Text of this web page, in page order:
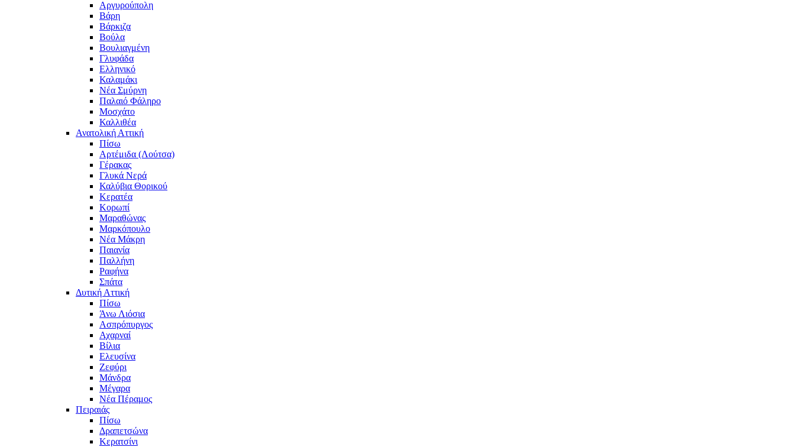
Αργυρούπολη
Βάρη
Βάρκιζα
Βούλα
Βουλιαγμένη
Γλυφάδα
Ελληνικό
Καλαμάκι
Νέα Σμύρνη
Παλαιό Φάληρο
Μοσχάτο
Καλλιθέα
Ανατολική Αττική
Πίσω
Αρτέμιδα (Λούτσα)
Γέρακας
Γλυκά Νερά
Καλύβια Θορικού
Κερατέα
Κορωπί
Μαραθώνας
Μαρκόπουλο
Νέα Μάκρη
Παιανία
Παλλήνη
Ραφήνα
Σπάτα
Δυτική Αττική
Πίσω
Άνω Λιόσια
Ασπρόπυργος
Αχαρναί
Βίλια
Ελευσίνα
Ζεφύρι
Μάνδρα
Μέγαρα
Νέα Πέραμος
Πειραιάς
Πίσω
Δραπετσώνα
Κερατσίνι